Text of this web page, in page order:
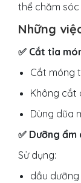
thể chăm
Những
✅ Cắt tỉa
Cắt móng
Không cắt
Dùng dũa
✅ Dưỡng
Sử dụng:
dầu